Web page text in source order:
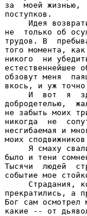
за  моей жизнью,
поступков.
Идея
не  только об
трудов. В
того момента,
никого  ни
естественнейшее
обзовут меня
вкось, и уж
И  вот  я
добродетелью,
не забыть моих
никогда  не
несгибаемая и
моих
Я смаху
было и тени
Тысячи  людей
событие мое
Страдания,
прекратились, а
Бог сам
какие -- от